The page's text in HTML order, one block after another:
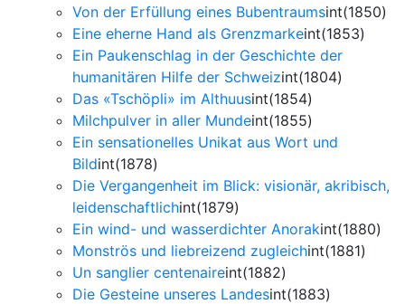
Von der Erfüllung eines Bubentraumsint(1850)
Eine eherne Hand als Grenzmarkeint(1853)
Ein Paukenschlag in der Geschichte der
humanitären Hilfe der Schweizint(1804)
Das «Tschöpli» im Althuusint(1854)
Milchpulver in aller Mundeint(1855)
Ein sensationelles Unikat aus Wort und
Bildint(1878)
Die Vergangenheit im Blick: visionär, akribisch,
leidenschaftlichint(1879)
Ein wind- und wasserdichter Anorakint(1880)
Monströs und liebreizend zugleichint(1881)
Un sanglier centenaireint(1882)
Die Gesteine unseres Landesint(1883)